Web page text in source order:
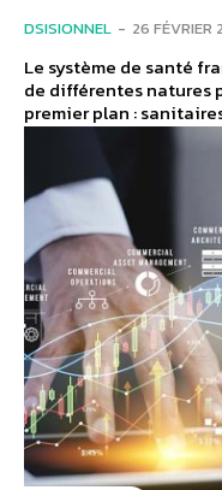
DSISIONNEL - 26 FÉVRIER
Le système de santé
de différentes natures
premier plan :